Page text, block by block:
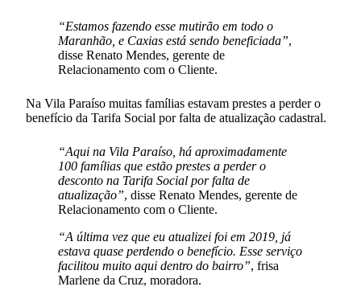
“Estamos fazendo esse mutirão em todo o
Maranhão, e Caxias está sendo beneficiada”,
disse Renato Mendes, gerente de
Relacionamento com o Cliente.
Na Vila Paraíso muitas famílias estavam prestes a perder o
benefício da Tarifa Social por falta de atualização cadastral.
“Aqui na Vila Paraíso, há aproximadamente
100 famílias que estão prestes a perder o
desconto na Tarifa Social por falta de
atualização”, disse Renato Mendes, gerente de
Relacionamento com o Cliente.
“A última vez que eu atualizei foi em 2019, já
estava quase perdendo o benefício. Esse serviço
facilitou muito aqui dentro do bairro”, frisa
Marlene da Cruz, moradora.